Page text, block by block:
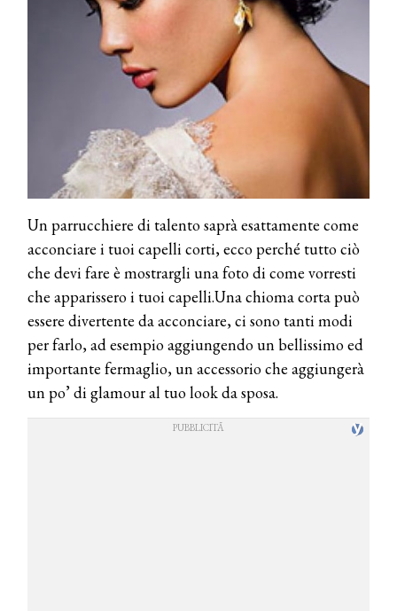
Un parrucchiere di talento saprà esattamente come
acconciare i tuoi capelli corti, ecco perché tutto ciò
che devi fare è mostrargli una foto di come vorresti
che apparissero i tuoi capelli.Una chioma corta può
essere divertente da acconciare, ci sono tanti modi
per farlo, ad esempio aggiungendo un bellissimo ed
importante fermaglio, un accessorio che aggiungerà
un po’ di glamour al tuo look da sposa.